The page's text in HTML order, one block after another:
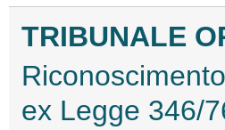
TRIBUNALE
ex Legge 346/